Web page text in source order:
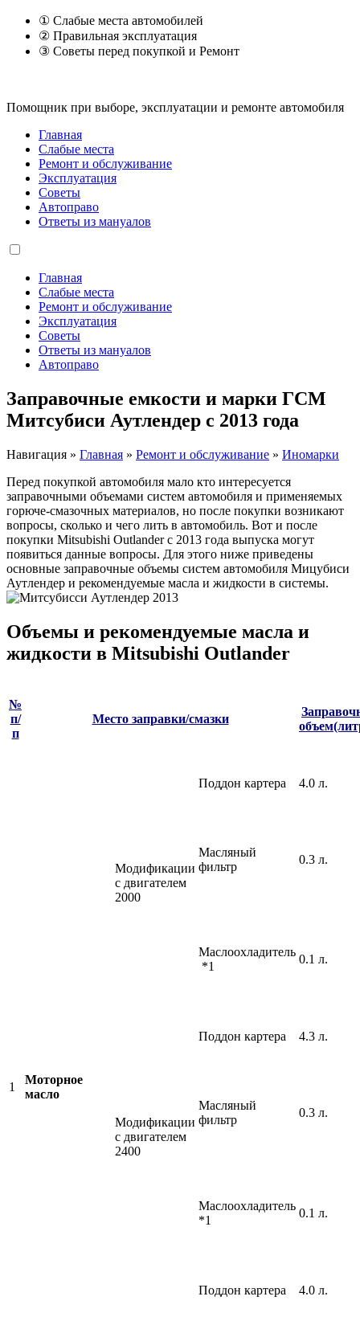
① Слабые места автомобилей
② Правильная эксплуатация
③ Советы перед покупкой и Ремонт
Помощник при выборе, эксплуатации и ремонте автомобиля
Главная
Слабые места
Ремонт и обслуживание
Эксплуатация
Советы
Автоправо
Ответы из мануалов
Главная
Слабые места
Ремонт и обслуживание
Эксплуатация
Советы
Ответы из мануалов
Автоправо
Заправочные емкости и марки ГСМ
Митсубиси Аутлендер с 2013 года
Навигация » Главная » Ремонт и обслуживание » Иномарки
Перед покупкой автомобиля мало кто интересуется
заправочными объемами систем автомобиля и применяемых
горюче-смазочных материалов, но после покупки возникают
вопросы, сколько и чего лить в автомобиль. Вот и после
покупки Mitsubishi Outlander с 2013 года выпуска могут
появиться данные вопросы. Для этого ниже приведены
основные заправочные объемы систем автомобиля Мицубиси
Аутлендер и рекомендуемые масла и жидкости в системы.
Объемы и рекомендуемые масла и
жидкости в Mitsubishi Outlander
№
п/
п
Место заправки/смазки
1
Моторное
масло
Модификации
с двигателем
2000
Поддон картера 4.0 л.
Масляный
фильтр
0.3 л.
Маслоохладитель
*1
0.1 л.
Модификации
с двигателем
2400
Поддон картера 4.3 л.
Масляный
фильтр
0.3 л.
Маслоохладитель
*1
0.1 л.
Поддон картера 4.0 л.